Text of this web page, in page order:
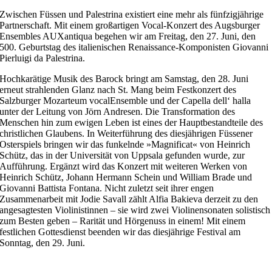
Zwischen Füssen und Palestrina existiert eine mehr als fünfzigjährige
Partnerschaft. Mit einem großartigen Vocal-Konzert des Augsburger
Ensembles AUXantiqua begehen wir am Freitag, den 27. Juni, den
500. Geburtstag des italienischen Renaissance-Komponisten Giovanni
Pierluigi da Palestrina.
Hochkarätige Musik des Barock bringt am Samstag, den 28. Juni
erneut strahlenden Glanz nach St. Mang beim Festkonzert des
Salzburger Mozarteum vocalEnsemble und der Capella dell‘ halla
unter der Leitung von Jörn Andresen. Die Transformation des
Menschen hin zum ewigen Leben ist eines der Hauptbestandteile des
christlichen Glaubens. In Weiterführung des diesjährigen Füssener
Osterspiels bringen wir das funkelnde »Magnificat« von Heinrich
Schütz, das in der Universität von Uppsala gefunden wurde, zur
Aufführung. Ergänzt wird das Konzert mit weiteren Werken von
Heinrich Schütz, Johann Hermann Schein und William Brade und
Giovanni Battista Fontana. Nicht zuletzt seit ihrer engen
Zusammenarbeit mit Jodie Savall zählt Alfia Bakieva derzeit zu den
angesagtesten Violinistinnen – sie wird zwei Violinensonaten solistisch
zum Besten geben – Rarität und Hörgenuss in einem! Mit einem
festlichen Gottesdienst beenden wir das diesjährige Festival am
Sonntag, den 29. Juni.